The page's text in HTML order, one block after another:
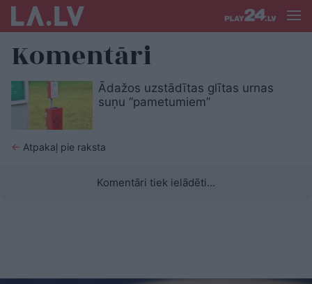
Komentāri
Ādažos uzstādītas glītas urnas
suņu “pametumiem”
← Atpakaļ pie raksta
Komentāri tiek ielādēti...